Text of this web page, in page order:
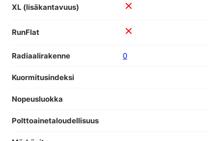
XL (lisäkantavuus)
RunFlat
Radiaalirakenne 0
Kuormitusindeksi
Nopeusluokka
Polttoainetaloudellisuus